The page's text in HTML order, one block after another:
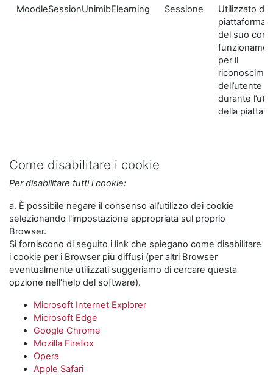
MoodleSessionUnimibElearning Sessione
Utilizzato
piattaforma
del suo
per il
dell’utente
durante
della
Come disabilitare i cookie
Per disabilitare tutti i cookie:
a. È possibile negare il consenso all’utilizzo dei cookie
selezionando l'impostazione appropriata sul proprio
Browser.
Si forniscono di seguito i link che spiegano come disabilitare
i cookie per i Browser più diffusi (per altri Browser
eventualmente utilizzati suggeriamo di cercare questa
opzione nell’help del software).
Microsoft Internet Explorer
Microsoft Edge
Google Chrome
Mozilla Firefox
Opera
Apple Safari